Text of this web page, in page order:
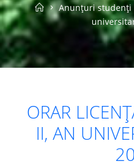
HomeAnunțuri studenți
ORAR
II, AN